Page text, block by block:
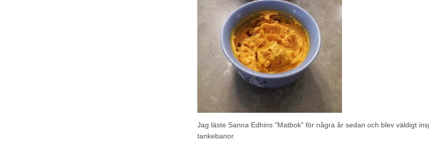
Jag läste Sanna Edhins "Matbok" för några år sedan och blev väldigt
tankebanor.